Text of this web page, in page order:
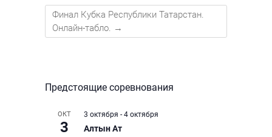
Финал Кубка Республики Татарстан.
Онлайн-табло. →
Предстоящие соревнования
ОКТ
3
3 октября - 4 октября
Алтын Ат